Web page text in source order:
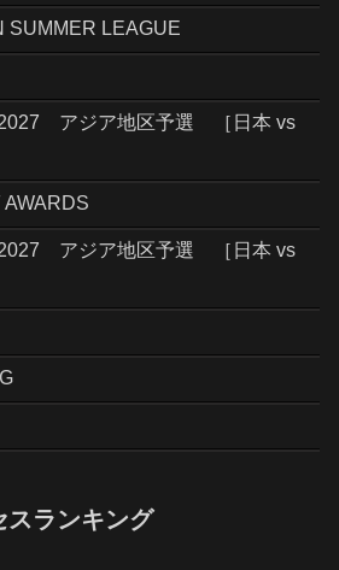
SUMMER LEAGUE
2027 アジア地区予選 ［日本 vs
2027 アジア地区予選 ［日本 vs
スランキング